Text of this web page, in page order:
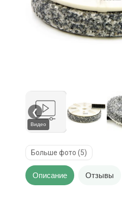
Видео
❮
Больше фото (5)
Описание Отзывы